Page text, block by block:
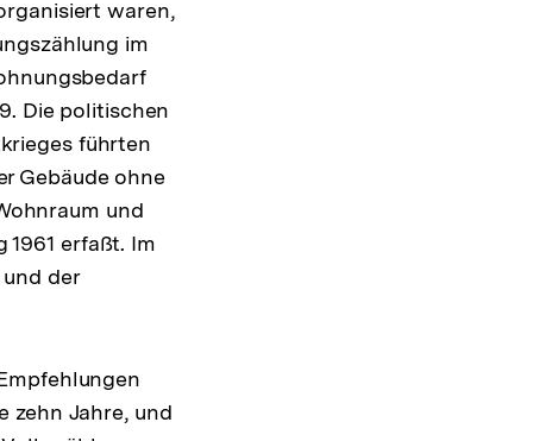
waren,
im
Die politischen
führten
Gebäude ohne
und
1961 erfaßt. Im
der
zehn Jahre, und